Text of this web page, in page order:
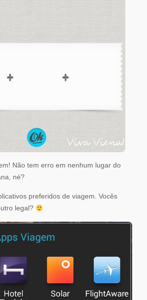
Não tem erro em nenhum lugar do
né?
preferidos de viagem. Vocês
legal?